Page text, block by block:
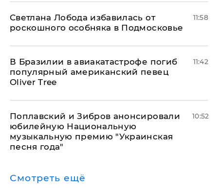
Светлана Лобода избавилась от
роскошного особняка в Подмосковье
11:58
В Бразилии в авиакатастрофе погиб
популярный американский певец
Oliver Tree
11:42
Поплавский и Зибров анонсировали
юбилейную Национальную
музыкальную премию "Украинская
песня года"
10:52
Смотреть ещё